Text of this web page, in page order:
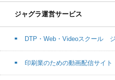
ジャグラ運営サービス
DTP・Web・Videoスクール
印刷業のための動画配信サイ